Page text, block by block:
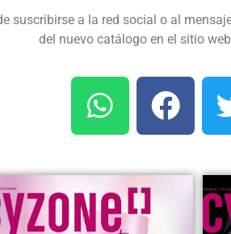
suscribirse a la red social o al
del nuevo catálogo en el sitio